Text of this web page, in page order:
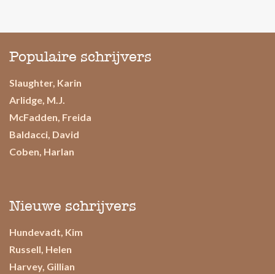
Populaire schrijvers
Slaughter, Karin
Arlidge, M.J.
McFadden, Freida
Baldacci, David
Coben, Harlan
Nieuwe schrijvers
Hundevadt, Kim
Russell, Helen
Harvey, Gillian